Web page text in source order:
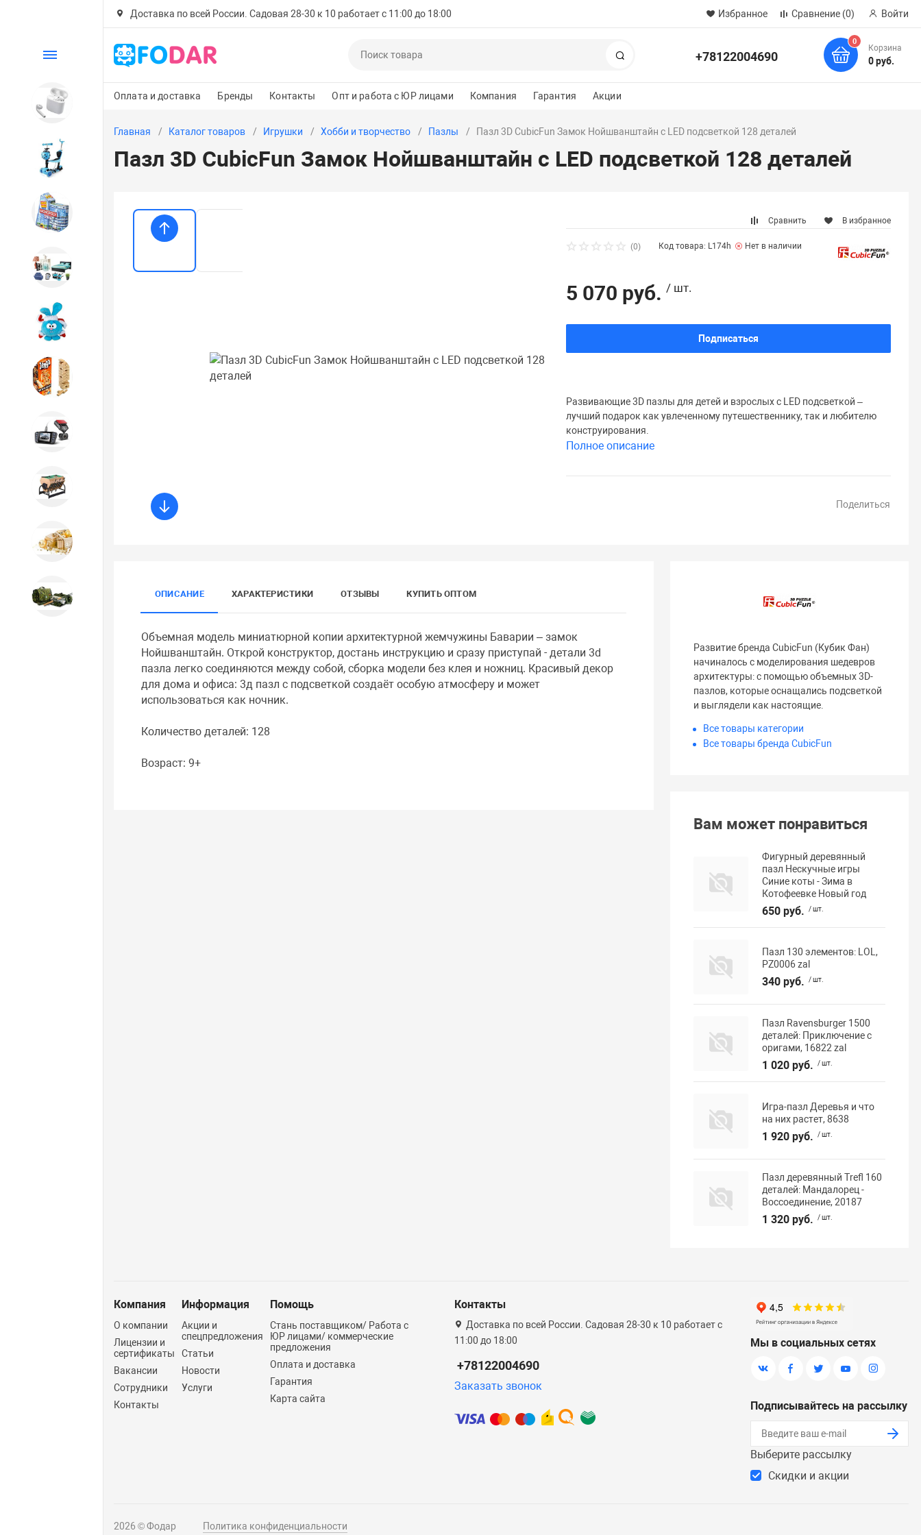
Доставка по всей России. Садовая 28-30 к 10 работает с 11:00 до 18:00 Избранное Сравнение (0) Войти
+78122004690
0
Корзина
0 руб.
Оплата и доставка Бренды Контакты Опт и работа с ЮР лицами Компания Гарантия Акции
Каталог
Электроника
Детский транспорт
Настольные игры
Дом и сад
Охота, спорт, туризм
Главная Каталог товаров Игрушки Хобби и творчество Пазлы Пазл 3D CubicFun Замок Нойшванштайн с LED подсветкой 128 деталей
Пазл 3D CubicFun Замок Нойшванштайн с LED подсветкой 128 деталей
Сравнить В избранное
(0) Код товара: L174h Нет в наличии
5 070 руб. / шт.
Подписаться
Развивающие 3D пазлы для детей и взрослых с LED подсветкой –
лучший подарок как увлеченному путешественнику, так и любителю
конструирования.
Полное описание
Поделиться
ОПИСАНИЕ ХАРАКТЕРИСТИКИ ОТЗЫВЫ КУПИТЬ ОПТОМ
Объемная модель миниатюрной копии архитектурной жемчужины Баварии – замок
Нойшванштайн. Открой конструктор, достань инструкцию и сразу приступай - детали 3d
пазла легко соединяются между собой, сборка модели без клея и ножниц. Красивый декор
для дома и офиса: 3д пазл с подсветкой создаёт особую атмосферу и может
использоваться как ночник.
Количество деталей: 128
Возраст: 9+
Развитие бренда CubicFun (Кубик Фан)
начиналось с моделирования шедевров
архитектуры: с помощью объемных 3D-
пазлов, которые оснащались подсветкой
и выглядели как настоящие.
Все товары категории
Все товары бренда CubicFun
Вам может понравиться
Фигурный деревянный
пазл Нескучные игры
Синие коты - Зима в
Котофеевке Новый год
650 руб. / шт.
Пазл 130 элементов: LOL,
PZ0006 zal
340 руб. / шт.
Пазл Ravensburger 1500
деталей: Приключение с
оригами, 16822 zal
1 020 руб. / шт.
Игра-пазл Деревья и что
на них растет, 8638
1 920 руб. / шт.
Пазл деревянный Trefl 160
деталей: Мандалорец -
Воссоединение, 20187
1 320 руб. / шт.
Компания
О компании
Лицензии и
сертификаты
Вакансии
Сотрудники
Контакты
Информация
Акции и
спецпредложения
Статьи
Новости
Услуги
Помощь
Стань поставщиком/ Работа с
ЮР лицами/ коммерческие
предложения
Оплата и доставка
Гарантия
Карта сайта
Контакты
Доставка по всей России. Садовая 28-30 к 10 работает с
11:00 до 18:00
+78122004690
Заказать звонок
Мы в социальных сетях
Подписывайтесь на рассылку
Выберите рассылку
Скидки и акции
2026 © Фодар Политика конфиденциальности